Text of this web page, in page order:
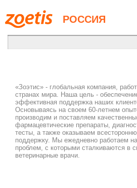
РОССИЯ
«Зоэтис» - глобальная компания,
странах мира. Наша цель -
эффективная поддержка наших
Основываясь на своем 60-летнем
производим и поставляем
фармацевтические препараты,
тесты, а также оказываем
поддержку. Мы ежедневно работаем
проблем, с которыми сталкиваются в
ветеринарные врачи.